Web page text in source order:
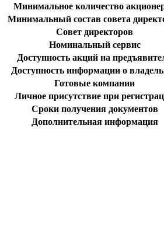
Минимальное количество
Минимальный состав совета
Совет директоров
Номинальный сервис
Доступность акций на
Доступность информации о
Готовые компании
Личное присутствие при
Сроки получения документов
Дополнительная информация